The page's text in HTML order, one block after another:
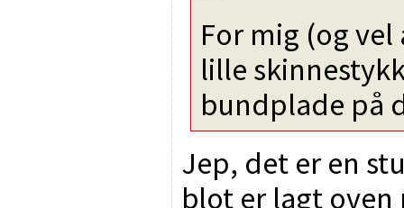
For mig (og
lille
bundplade på
Jep, det er en
blot er lagt oven